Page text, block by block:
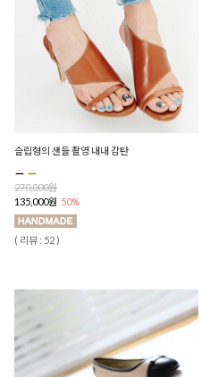
슬립형의 샌들 촬영 내내 감탄
270,000원
135,000원 50%
( 리뷰 : 52 )